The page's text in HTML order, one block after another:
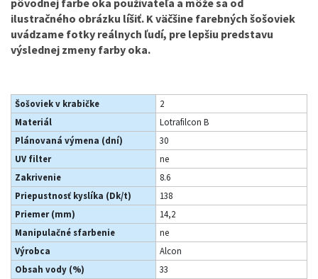
pôvodnej farbe oka používateľa a môže sa od
ilustračného obrázku líšiť. K väčšine farebných šošoviek
uvádzame fotky reálnych ľudí, pre lepšiu predstavu
výslednej zmeny farby oka.
Šošoviek v krabičke
2
Materiál
Lotrafilcon B
Plánovaná výmena (dní)
30
UV filter
ne
Zakrivenie
8.6
Priepustnosť kyslíka (Dk/t)
138
Priemer (mm)
14,2
Manipulačné sfarbenie
ne
Výrobca
Alcon
Obsah vody (%)
33